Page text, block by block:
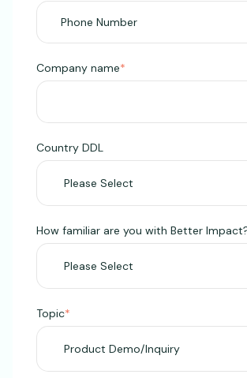
Company name*
Country DDL
How familiar are you with Better
Topic*